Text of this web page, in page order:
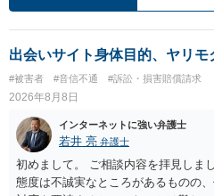
出会いサイト身体目的、ヤリモ
#被害者 #音信不通 #訴訟・損害賠償請求
2026年8月8日
インターネットに強い弁護士
若井 亮 弁護士
初めまして。 ご相談内容を拝見しま
態度は不誠実なところがあるものの